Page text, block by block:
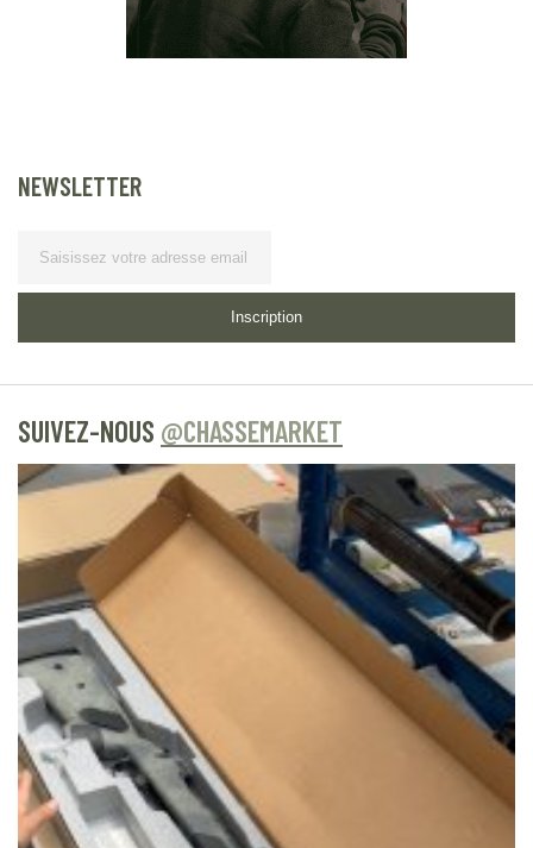
NEWSLETTER
Inscription
SUIVEZ-NOUS @CHASSEMARKET